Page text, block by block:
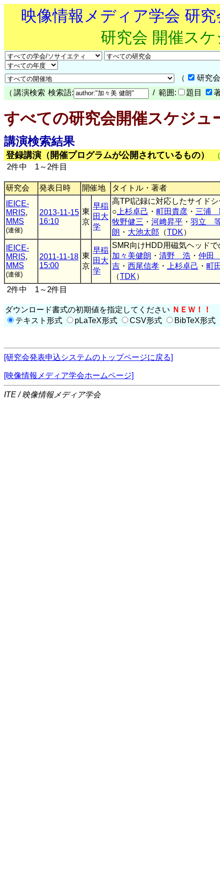
映像情報メディア学会 研
研究会 開催ス
（
研究
（ 講演検索 検索語: / 範囲: 題目
すべての研究会開催スケジュ
講演検索結果
登録講演（開催プログラムが公開されているもの）
2件中 1～2件目
研究会 発表日時 開催地
タイトル・著者
IEICE-
MRIS,
MMS
(連催)
2013-11-15
16:10
東
京
早稲
田大
学
高TPI記録に対応したサイド
○ 上杉卓己 ・ 町田貴彦 ・ 三浦
牧野健三 ・ 河﨑昇平 ・ 羽立
朗 ・ 大池太郎 （TDK）
IEICE-
MRIS,
MMS
(連催)
2011-11-18
15:00
東
京
早稲
田大
学
SMR向けHDD用磁気ヘッド
加々美健朗 ・ 清野 浩 ・ 仲田
吉 ・ 西尾信孝 ・ 上杉卓己 ・ 町
（TDK）
2件中 1～2件目
ダウンロード書式の初期値を指定してください ＮＥＷ！！
テキスト形式
pLaTeX形式 CSV形式 BibTeX形式
[研究会発表申込システムのトップページに戻る]
[映像情報メディア学会ホームページ]
ITE / 映像情報メディア学会